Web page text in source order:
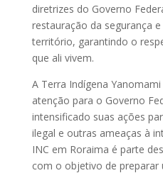
diretrizes do Governo
restauração da segurança
território, garantindo o
que ali vivem.
A Terra Indígena
atenção para o Governo
intensificado suas ações
ilegal e outras ameaças à
INC em Roraima é parte
com o objetivo de preparar